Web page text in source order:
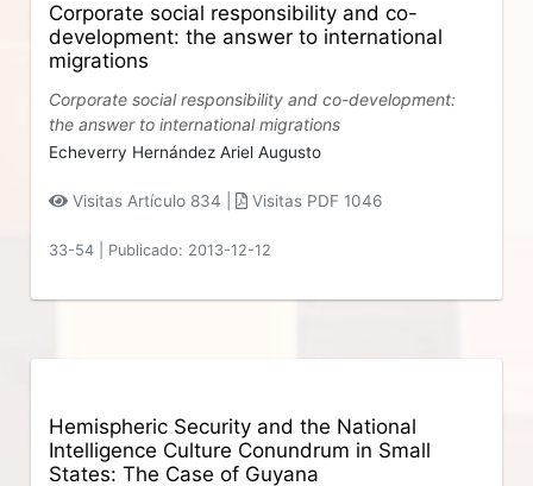
Corporate social responsibility and co-
development: the answer to international
migrations
Corporate social responsibility and co-development:
the answer to international migrations
Echeverry Hernández Ariel Augusto
Visitas Artículo 834 | Visitas PDF 1046
33-54 Publicado: 2013-12-12
Hemispheric Security and the National
Intelligence Culture Conundrum in Small
States: The Case of Guyana